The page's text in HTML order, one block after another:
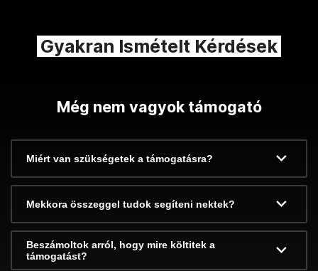
Gyakran Ismételt Kérdések
Még nem vagyok támogató
Miért van szükségetek a támogatásra?
Mekkora összeggel tudok segíteni nektek?
Beszámoltok arról, hogy mire költitek a
támogatást?